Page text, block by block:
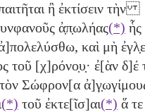
ἢ ἐκτίσειν τὴν
ἀ̣π̣ωλήας(*)
καὶ μὴ
τοῦ [χ]ρόνο̣υ̣· ἐ[ὰν δ]έ
τὸν Σώφρον[α
(*) τοῦ ἐκτε[ῖσ]αι(*) ἅ